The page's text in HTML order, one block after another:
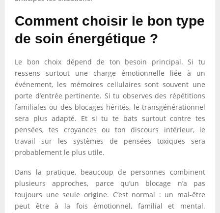
Comment choisir le bon type
de soin énergétique ?
Le bon choix dépend de ton besoin principal. Si tu
ressens surtout une charge émotionnelle liée à un
événement, les mémoires cellulaires sont souvent une
porte d’entrée pertinente. Si tu observes des répétitions
familiales ou des blocages hérités, le transgénérationnel
sera plus adapté. Et si tu te bats surtout contre tes
pensées, tes croyances ou ton discours intérieur, le
travail sur les systèmes de pensées toxiques sera
probablement le plus utile.
Dans la pratique, beaucoup de personnes combinent
plusieurs approches, parce qu’un blocage n’a pas
toujours une seule origine. C’est normal : un mal-être
peut être à la fois émotionnel, familial et mental.